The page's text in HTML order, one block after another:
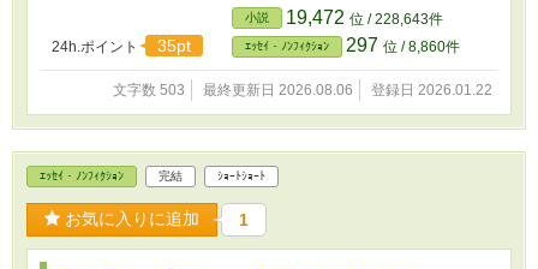
24h.ポイント 35pt
小説 19,472 位 / 228,643件
ｴｯｾｲ・ﾉﾝﾌｨｸｼｮﾝ 297 位 / 8,860件
文字数 503 最終更新日 2026.08.06 登録日 2026.01.22
ｴｯｾｲ・ﾉﾝﾌｨｸｼｮﾝ 完結 ｼｮｰﾄｼｮｰﾄ
お気に入りに追加 1